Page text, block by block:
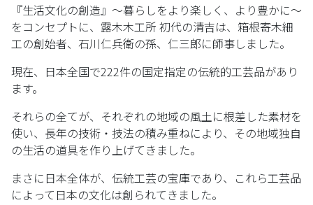
『生活文化の創造』～暮らしをより楽しく、より豊かに～
をコンセプトに、露木木工所 初代の清吉は、箱根寄木細
工の創始者、石川仁兵衛の孫、仁三郎に師事しました。
現在、日本全国で222件の国定指定の伝統的工芸品があり
ます。
それらの全てが、それぞれの地域の風土に根差した素材を
使い、長年の技術・技法の積み重ねにより、その地域独自
の生活の道具を作り上げてきました。
まさに日本全体が、伝統工芸の宝庫であり、これら工芸品
によって日本の文化は創られてきました。